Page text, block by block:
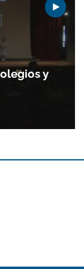
boletín.
y